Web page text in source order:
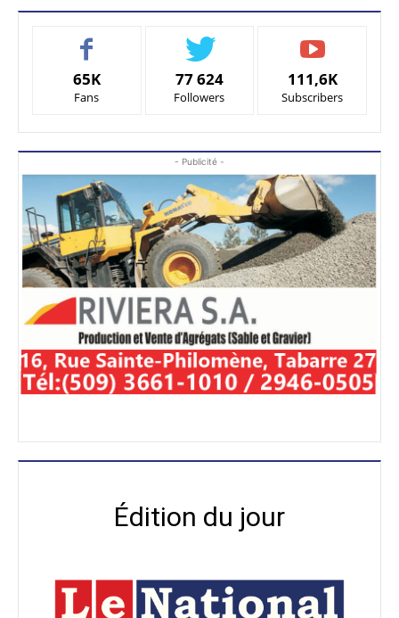
65K
Fans
77 624
Followers
111,6K
Subscribers
- Publicité -
Édition du jour